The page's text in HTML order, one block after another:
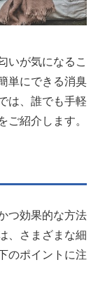
いが気になるこ
単にできる消臭
は、誰でも手軽
ご紹介します。
つ効果的な方法
、さまざまな細
のポイントに注